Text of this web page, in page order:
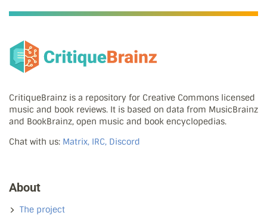
CritiqueBrainz is a repository for Creative Commons licensed
music and book reviews. It is based on data from MusicBrainz
and BookBrainz, open music and book encyclopedias.
Chat with us: Matrix, IRC, Discord
About
The project